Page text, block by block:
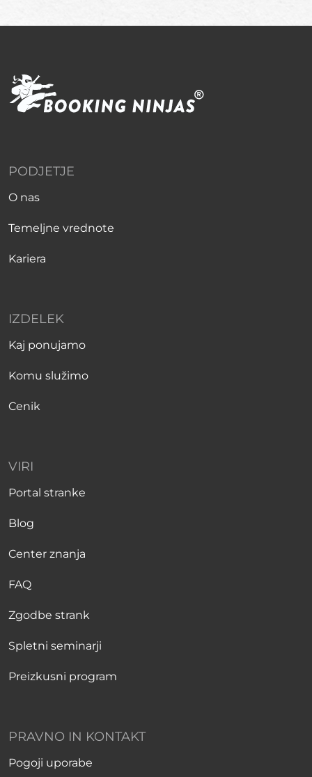
PODJETJE
O nas
Temeljne vrednote
Kariera
IZDELEK
Kaj ponujamo
Komu služimo
Cenik
VIRI
Portal stranke
Blog
Center znanja
FAQ
Zgodbe strank
Spletni seminarji
Preizkusni program
PRAVNO IN KONTAKT
Pogoji uporabe